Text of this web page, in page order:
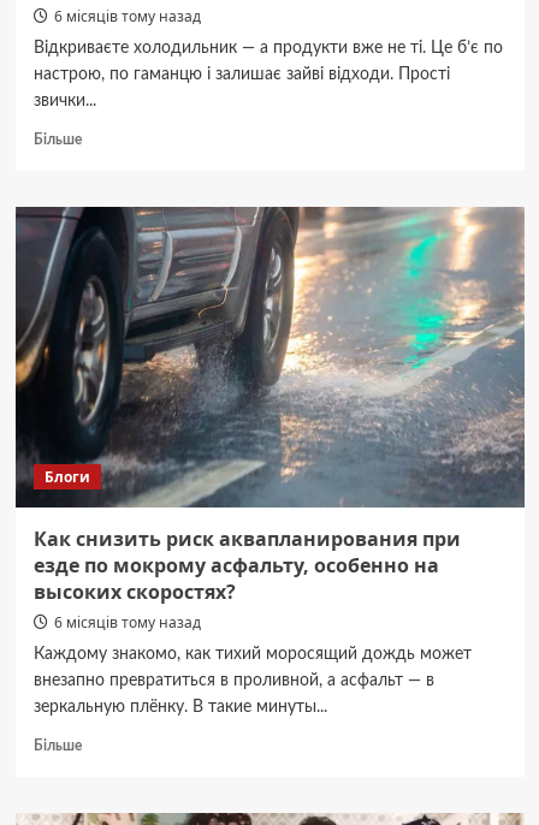
6 місяців тому назад
Відкриваєте холодильник — а продукти вже не ті. Це б’є по
настрою, по гаманцю і залишає зайві відходи. Прості
звички...
БільшеДокладніше
довго
зберегти
продуктів:
ефективні
поради
та
методи
для
домашньої
кухні
Блоги
Как снизить риск аквапланирования при
езде по мокрому асфальту, особенно на
высоких скоростях?
6 місяців тому назад
Каждому знакомо, как тихий моросящий дождь может
внезапно превратиться в проливной, а асфальт — в
зеркальную плёнку. В такие минуты...
БільшеДокладніше
снизить